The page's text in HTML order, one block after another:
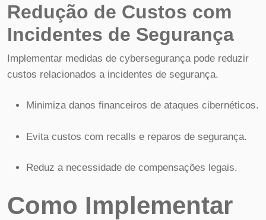
Redução de Custos com
Incidentes de Segurança
Implementar medidas de cybersegurança pode reduzir
custos relacionados a incidentes de segurança.
Minimiza danos financeiros de ataques cibernéticos.
Evita custos com recalls e reparos de segurança.
Reduz a necessidade de compensações legais.
Como Implementar